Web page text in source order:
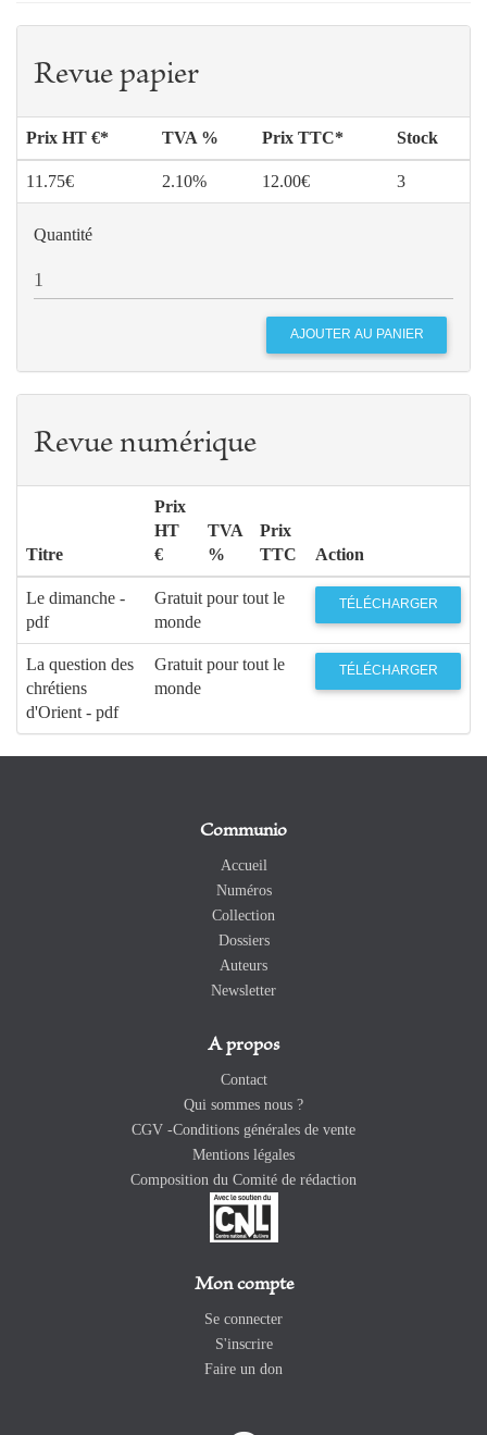
Revue papier
Prix HT €* TVA % Prix TTC* Stock
11.75€ 2.10% 12.00€ 3
Quantité
Revue numérique
Titre
Prix
HT
€
TVA
%
Prix
TTC
Action
Le dimanche -
pdf
Gratuit pour tout le
monde
TÉLÉCHARGER
La question des
chrétiens
d'Orient - pdf
Gratuit pour tout le
monde
TÉLÉCHARGER
Communio
Accueil
Numéros
Collection
Dossiers
Auteurs
Newsletter
A propos
Contact
Qui sommes nous ?
CGV -Conditions générales de vente
Mentions légales
Composition du Comité de rédaction
Mon compte
Se connecter
S'inscrire
Faire un don